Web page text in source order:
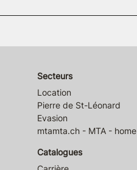
Secteurs
Location
Pierre de St-Léonard
Evasion
mtamta.ch - MTA - home
Catalogues